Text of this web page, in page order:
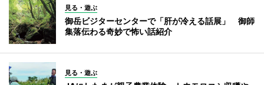
見る・遊ぶ
御岳ビジターセンターで「肝が冷える話展」 御師
集落伝わる奇妙で怖い話紹介
見る・遊ぶ